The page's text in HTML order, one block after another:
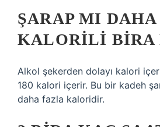
ŞARAP MI DAHA
KALORILI BIRA
Alkol şekerden dolayı kalori
180 kalori içerir. Bu bir kadeh
daha fazla kaloridir.